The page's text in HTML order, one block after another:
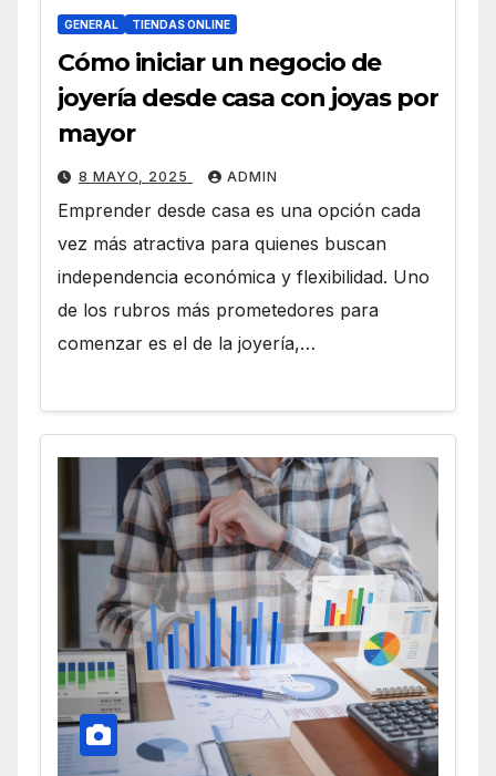
GENERAL TIENDAS ONLINE
Cómo iniciar un negocio de
joyería desde casa con joyas por
mayor
8 MAYO, 2025 ADMIN
Emprender desde casa es una opción cada
vez más atractiva para quienes buscan
independencia económica y flexibilidad. Uno
de los rubros más prometedores para
comenzar es el de la joyería,…